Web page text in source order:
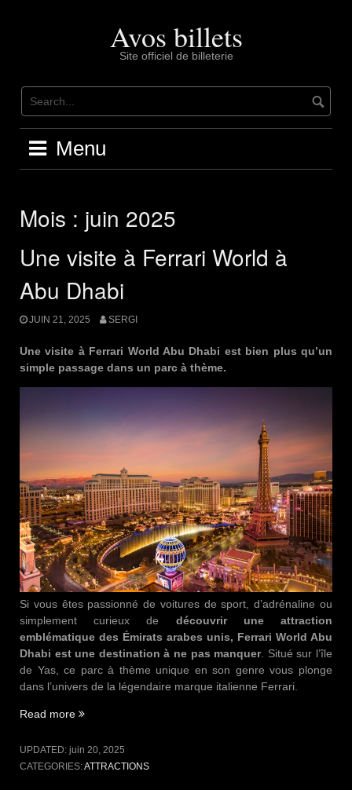
Avos billets
Site officiel de billeterie
Menu
Mois : juin 2025
Une visite à Ferrari World à
Abu Dhabi
JUIN 21, 2025 SERGI
Une visite à Ferrari World Abu Dhabi est bien plus qu’un
simple passage dans un parc à thème.
Si vous êtes passionné de voitures de sport, d’adrénaline ou
simplement curieux de découvrir une attraction
emblématique des Émirats arabes unis, Ferrari World Abu
Dhabi est une destination à ne pas manquer. Situé sur l’île
de Yas, ce parc à thème unique en son genre vous plonge
dans l’univers de la légendaire marque italienne Ferrari.
Read more “Une
à
Ferrari
UPDATED: juin 20, 2025
CATEGORIES:ATTRACTIONS